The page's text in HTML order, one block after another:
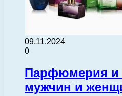
09.11.2024
0
Парфюмерия и
мужчин и